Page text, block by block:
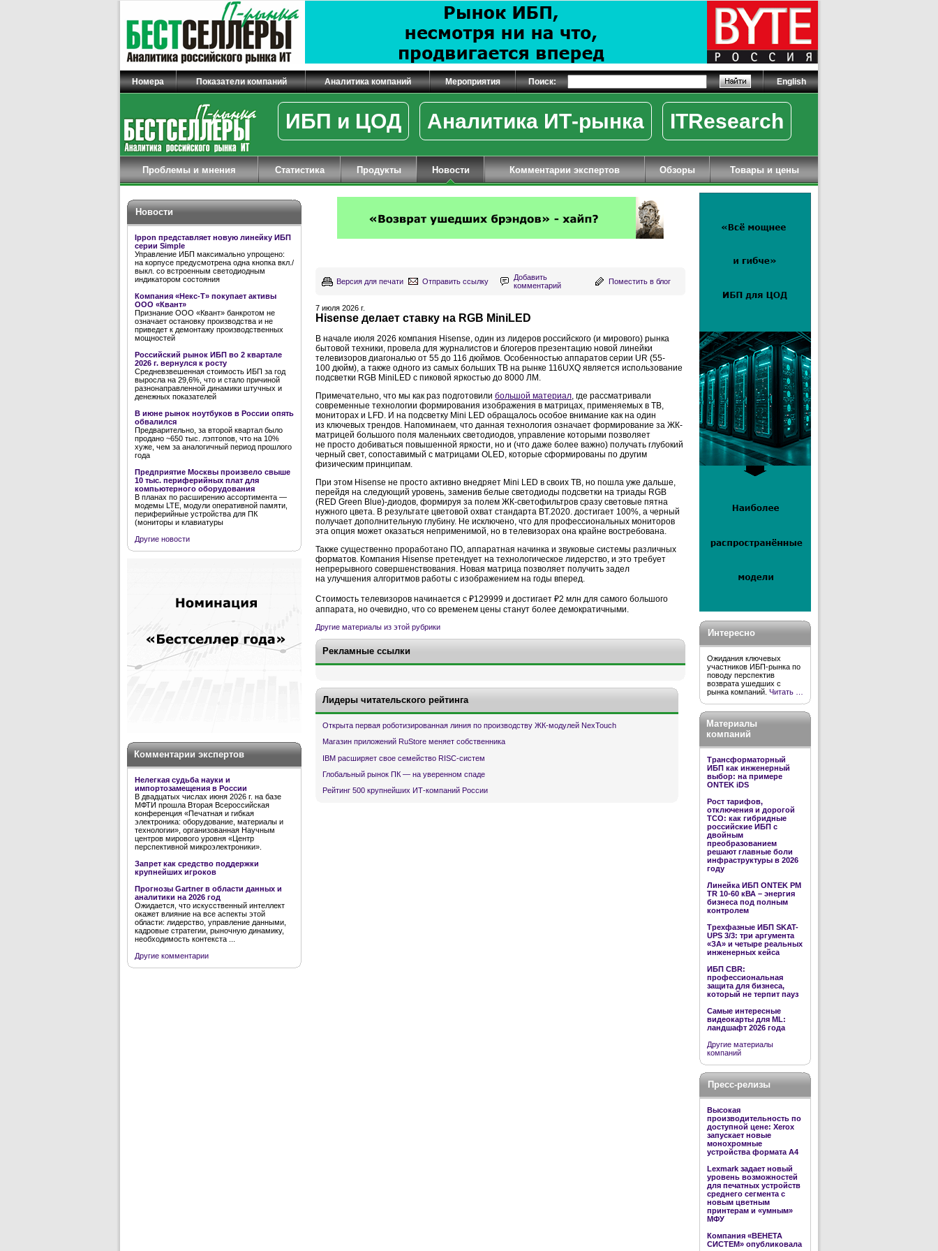
Номера Показатели компаний Аналитика компаний Мероприятия Поиск: English
ИБП и ЦОД Аналитика ИТ-рынка ITResearch
Проблемы и мнения Статистика Продукты Новости Комментарии экспертов Обзоры Товары и цены
Новости
Ippon представляет новую линейку ИБП
серии Simple
Управление ИБП максимально упрощено:
на корпусе предусмотрена одна кнопка вкл./
выкл. со встроенным светодиодным
индикатором состояния
Компания «Некс-Т» покупает активы
ООО «Квант»
Признание ООО «Квант» банкротом не
означает остановку производства и не
приведет к демонтажу производственных
мощностей
Российский рынок ИБП во 2 квартале
2026 г. вернулся к росту
Средневзвешенная стоимость ИБП за год
выросла на 29,6%, что и стало причиной
разнонаправленной динамики штучных и
денежных показателей
В июне рынок ноутбуков в России опять
обвалился
Предварительно, за второй квартал было
продано ~650 тыс. лэптопов, что на 10%
хуже, чем за аналогичный период прошлого
года
Предприятие Москвы произвело свыше
10 тыс. периферийных плат для
компьютерного оборудования
В планах по расширению ассортимента —
модемы LTE, модули оперативной памяти,
периферийные устройства для ПК
(мониторы и клавиатуры
Другие новости
Комментарии экспертов
Нелегкая судьба науки и
импортозамещения в России
В двадцатых числах июня 2026 г. на базе
МФТИ прошла Вторая Всероссийская
конференция «Печатная и гибкая
электроника: оборудование, материалы и
технологии», организованная Научным
центров мирового уровня «Центр
перспективной микроэлектроники».
Запрет как средство поддержки
крупнейших игроков
Прогнозы Gartner в области данных и
аналитики на 2026 год
Ожидается, что искусственный интеллект
окажет влияние на все аспекты этой
области: лидерство, управление данными,
кадровые стратегии, рыночную динамику,
необходимость контекста ...
Другие комментарии
Версия для печати Отправить ссылку
Добавить
комментарий
Поместить в блог
7 июля 2026 г.
Hisense делает ставку на RGB MiniLED
В начале июля 2026 компания Hisense, один из лидеров российского (и мирового) рынка
бытовой техники, провела для журналистов и блогеров презентацию новой линейки
телевизоров диагональю от 55 до 116 дюймов. Особенностью аппаратов серии UR (55-
100 дюйм), а также одного из самых больших ТВ на рынке 116UXQ является использование
подсветки RGB MiniLED с пиковой яркостью до 8000 ЛМ.
Примечательно, что мы как раз подготовили большой материал, где рассматривали
современные технологии формирования изображения в матрицах, применяемых в ТВ,
мониторах и LFD. И на подсветку Mini LED обращалось особое внимание как на один
из ключевых трендов. Напоминаем, что данная технология означает формирование за ЖК-
матрицей большого поля маленьких светодиодов, управление которыми позволяет
не просто добиваться повышенной яркости, но и (что даже более важно) получать глубокий
черный свет, сопоставимый с матрицами OLED, которые сформированы по другим
физическим принципам.
При этом Hisense не просто активно внедряет Mini LED в своих ТВ, но пошла уже дальше,
перейдя на следующий уровень, заменив белые светодиоды подсветки на триады RGB
(RED Green Blue)-диодов, формируя за полем ЖК-светофильтров сразу световые пятна
нужного цвета. В результате цветовой охват стандарта BT.2020. достигает 100%, а черный
получает дополнительную глубину. Не исключено, что для профессиональных мониторов
эта опция может оказаться неприменимой, но в телевизорах она крайне востребована.
Также существенно проработано ПО, аппаратная начинка и звуковые системы различных
форматов. Компания Hisense претендует на технологическое лидерство, и это требует
непрерывного совершенствования. Новая матрица позволяет получить задел
на улучшения алгоритмов работы с изображением на годы вперед.
Стоимость телевизоров начинается с ₽129999 и достигает ₽2 млн для самого большого
аппарата, но очевидно, что со временем цены станут более демократичными.
Другие материалы из этой рубрики
Рекламные ссылки
Лидеры читательского рейтинга
Открыта первая роботизированная линия по производству ЖК-модулей NexTouch
Магазин приложений RuStore меняет собственника
IBM расширяет свое семейство RISC-систем
Глобальный рынок ПК — на уверенном спаде
Рейтинг 500 крупнейших ИТ-компаний России
Интересно
Ожидания ключевых
участников ИБП-рынка по
поводу перспектив
возврата ушедших с
рынка компаний. Читать …
Материалы
компаний
Трансформаторный
ИБП как инженерный
выбор: на примере
ONTEK iDS
Рост тарифов,
отключения и дорогой
TCO: как гибридные
российские ИБП с
двойным
преобразованием
решают главные боли
инфраструктуры в 2026
году
Линейка ИБП ONTEK PM
TR 10-60 кВА – энергия
бизнеса под полным
контролем
Трехфазные ИБП SKAT-
UPS 3/3: три аргумента
«ЗА» и четыре реальных
инженерных кейса
ИБП CBR:
профессиональная
защита для бизнеса,
который не терпит пауз
Самые интересные
видеокарты для ML:
ландшафт 2026 года
Другие материалы
компаний
Пресс-релизы
Высокая
производительность по
доступной цене: Xerox
запускает новые
монохромные
устройства формата А4
Lexmark задает новый
уровень возможностей
для печатных устройств
среднего сегмента с
новым цветным
принтерам и «умным»
МФУ
Компания «ВЕНЕТА
СИСТЕМ» опубликовала